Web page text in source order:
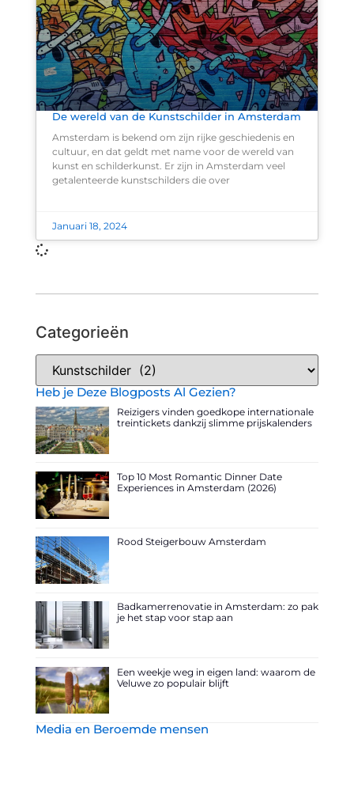
Categorieën
Heb je Deze Blogposts Al Gezien?
Reizigers vinden goedkope internationale
treintickets dankzij slimme prijskalenders
Top 10 Most Romantic Dinner Date
Experiences in Amsterdam (2026)
Rood Steigerbouw Amsterdam
Badkamerrenovatie in Amsterdam: zo pak
je het stap voor stap aan
Een weekje weg in eigen land: waarom de
Veluwe zo populair blijft
Media en Beroemde mensen
De wereld van de Kunstschilder in Amsterdam
Amsterdam is bekend om zijn rijke geschiedenis en
cultuur, en dat geldt met name voor de wereld van
kunst en schilderkunst. Er zijn in Amsterdam veel
getalenteerde kunstschilders die over
Januari 18, 2024